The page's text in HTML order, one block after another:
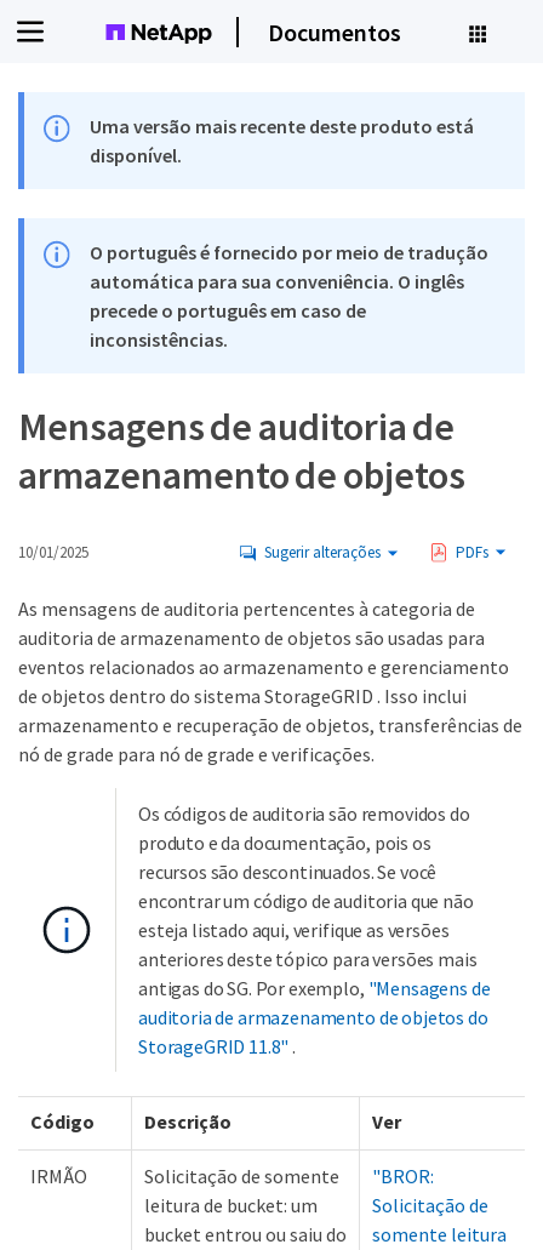
Documentos
Uma versão mais recente deste produto está
disponível.
O português é fornecido por meio de tradução
automática para sua conveniência. O inglês
precede o português em caso de
inconsistências.
Mensagens de auditoria de
armazenamento de objetos
10/01/2025 Sugerir alterações PDFs
As mensagens de auditoria pertencentes à categoria de
auditoria de armazenamento de objetos são usadas para
eventos relacionados ao armazenamento e gerenciamento
de objetos dentro do sistema StorageGRID . Isso inclui
armazenamento e recuperação de objetos, transferências de
nó de grade para nó de grade e verificações.
Os códigos de auditoria são removidos do
produto e da documentação, pois os
recursos são descontinuados. Se você
encontrar um código de auditoria que não
esteja listado aqui, verifique as versões
anteriores deste tópico para versões mais
antigas do SG. Por exemplo, "Mensagens de
auditoria de armazenamento de objetos do
StorageGRID 11.8" .
Código Descrição Ver
IRMÃO
Solicitação de somente
leitura de bucket: um
bucket entrou ou saiu do
"BROR:
Solicitação de
somente leitura